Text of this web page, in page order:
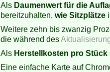
Als Daumenwert für die
bereitzuhalten,wie Sitzplätze
Weitere zehn bis zwanzig
die während des
Als Herstellkosten pro Stück
Eine einfache Karte auf